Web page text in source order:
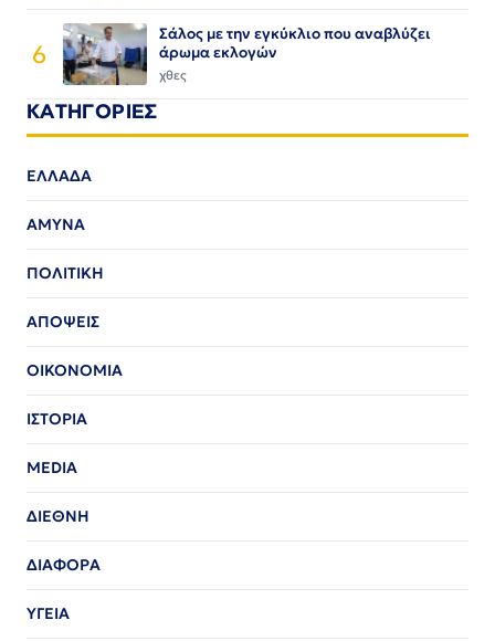
6
Σάλος με την εγκύκλιο που αναβλύζει
άρωμα εκλογών
χθες
ΚΑΤΗΓΟΡΙΕΣ
ΕΛΛΑΔΑ
ΑΜΥΝΑ
ΠΟΛΙΤΙΚΗ
ΑΠΟΨΕΙΣ
ΟΙΚΟΝΟΜΙΑ
ΙΣΤΟΡΙΑ
MEDIA
ΔΙΕΘΝΗ
ΔΙΑΦΟΡΑ
ΥΓΕΙΑ